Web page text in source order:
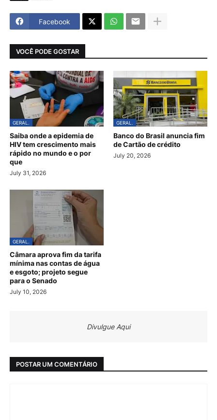
Facebook
VOCÊ PODE GOSTAR
GERAL.
Saiba onde a epidemia de
HIV tem crescimento mais
rápido no mundo e o por
que
July 31, 2026
GERAL.
Banco do Brasil anuncia fim
de Cartão de crédito
July 20, 2026
GERAL.
Câmara aprova fim da tarifa
mínima nas contas de água
e esgoto; projeto segue
para o Senado
July 10, 2026
Divulgue Aqui
POSTAR UM COMENTÁRIO